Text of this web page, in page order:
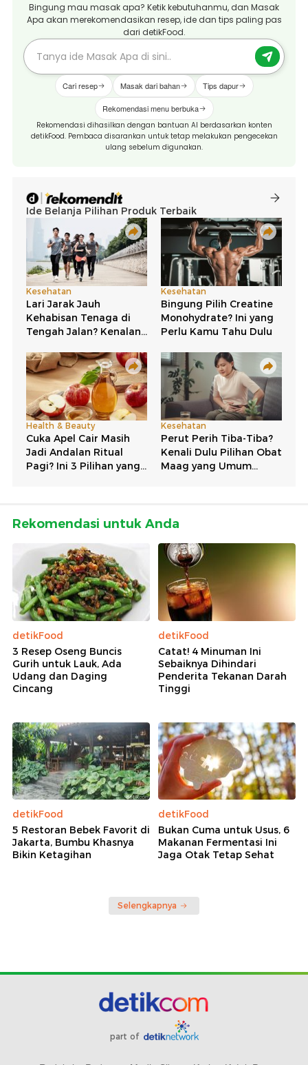
Bingung mau masak apa? Ketik kebutuhanmu, dan Masak
Apa akan merekomendasikan resep, ide dan tips paling pas
dari detikFood.
Cari resep Masak dari bahan Tips dapur
Rekomendasi menu berbuka
Rekomendasi dihasilkan dengan bantuan AI berdasarkan konten
detikFood. Pembaca disarankan untuk tetap melakukan pengecekan
ulang sebelum digunakan.
Rekomendasi untuk Anda
detikFood
3 Resep Oseng Buncis
Gurih untuk Lauk, Ada
Udang dan Daging
Cincang
detikFood
Catat! 4 Minuman Ini
Sebaiknya Dihindari
Penderita Tekanan Darah
Tinggi
detikFood
5 Restoran Bebek Favorit di
Jakarta, Bumbu Khasnya
Bikin Ketagihan
detikFood
Bukan Cuma untuk Usus, 6
Makanan Fermentasi Ini
Jaga Otak Tetap Sehat
Selengkapnya
part of